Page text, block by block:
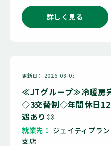
詳しく見る
更新日 2026-08-05
≪JTグループ≫冷暖房
◇3交替制◇年間休日
遇あり◎
就業先
ジェイティプラ
支店